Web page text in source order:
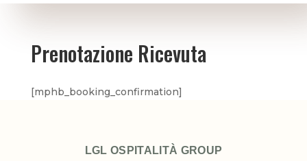
Prenotazione Ricevuta
[mphb_booking_confirmation]
LGL OSPITALITÀ GROUP